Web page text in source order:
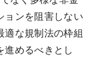
ョンを阻害しない
適な規制法の枠組
進めるべきとし